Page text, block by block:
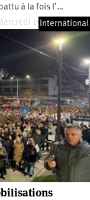
à la fois l’…
19 février 2025
International